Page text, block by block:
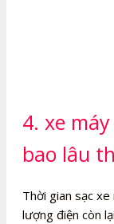
4. xe
bao lâu
Thời gian sạc
lượng điện còn